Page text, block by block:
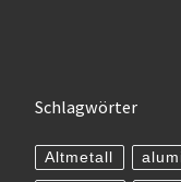
Schlagwörter
Altmetall